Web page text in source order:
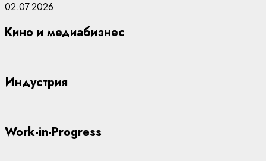
02.07.2026
Кино и медиабизнес
Индустрия
Work-in-Progress